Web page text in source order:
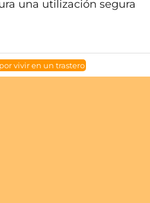
una utilización segura
vivir en un trastero